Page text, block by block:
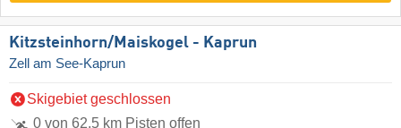
Kitzsteinhorn/​Maiskogel - Kaprun
Zell am See-Kaprun
Skigebiet geschlossen
0 von 62,5 km Pisten offen